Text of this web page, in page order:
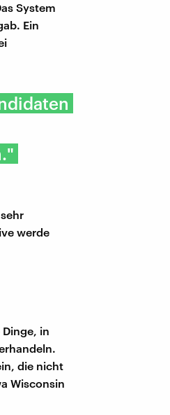
System
Ein
werde
in
die nicht
Wisconsin